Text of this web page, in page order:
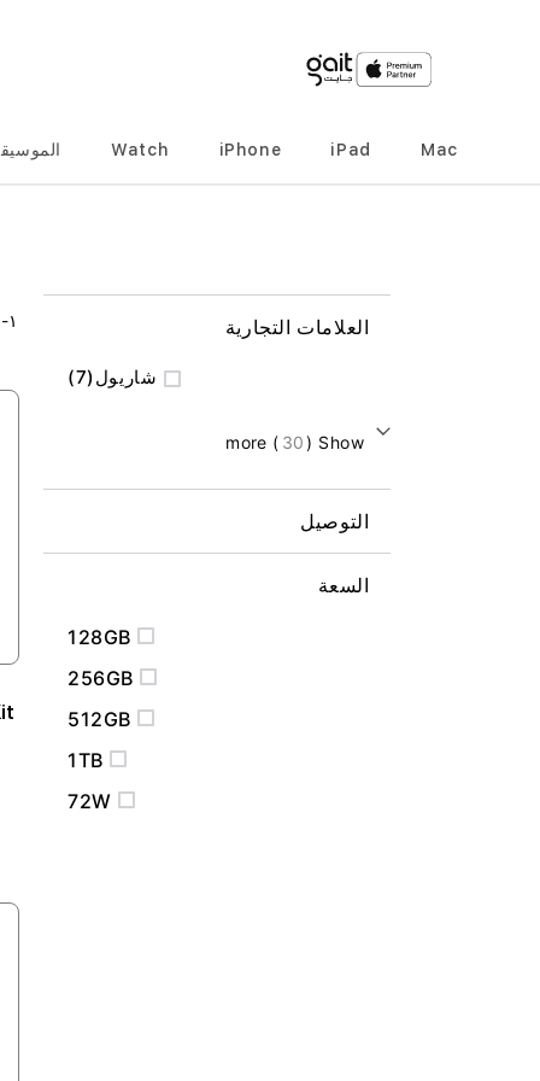
Mac
iPad
iPhone
Watch
١- العلامات التجارية
شاريول 7
المنتج
Show (
30
) more
التوصيل
السعة
128GB
256GB
512GB
1TB
72W